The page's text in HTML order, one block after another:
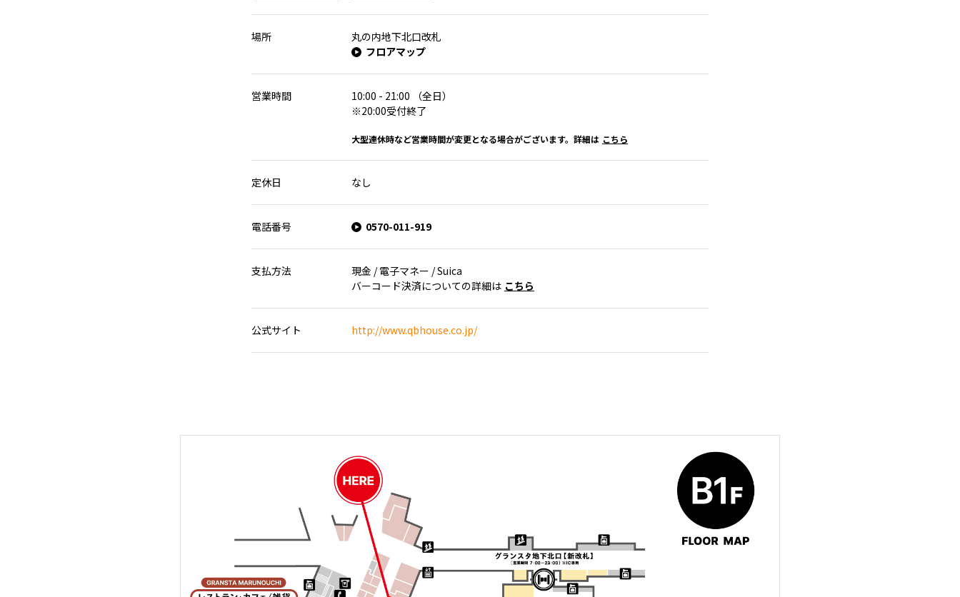
場所
丸の内地下北口改札
フロアマップ
営業時間
10:00 - 21:00 （全日）
※20:00受付終了
大型連休時など営業時間が変更となる場合がございます。詳細は こちら
定休日 なし
電話番号 0570-011-919
支払方法
現金 / 電子マネー / Suica
バーコード決済についての詳細は こちら
公式サイト http://www.qbhouse.co.jp/